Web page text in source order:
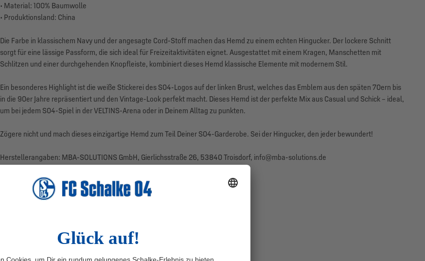
• Material: 100% Baumwolle
• Produktionsland: China
Die Farbe in klassischem Navy und der angesagte Cord-Stoff machen das Hemd zu einem echten Hingucker. Der lockere Schnitt
sorgt für eine lässige Passform, die sich ideal für Freizeitaktivitäten eignet. Ausgestattet mit einem Kragen, Manschetten mit
Schlitzen und einer durchgehenden Knopfleiste, kombiniert dieses Hemd klassische Elemente mit modernem Stil.
Ein besonderes Highlight ist die weiße Stickerei des S04-Logos auf der linken Brust, welches das Emblem aus den späten 70ern bis
in die 90er Jahre repräsentiert und den Vintage-Look perfekt macht. Dieses Hemd ist der perfekte Mix aus Casual und Schick – ideal,
um bei jedem S04-Spiel in der VELTINS-Arena oder in Deinem Alltag zu punkten.
Zögere nicht und mach dieses einzigartige Hemd zum Teil Deiner S04-Garderobe. Sei der Hingucker, den jeder bewundert!
Herstellerangaben: MBA-SOLUTIONS GmbH, Gierlichsstraße 26, 53840 Troisdorf, info@mba-solutions.de